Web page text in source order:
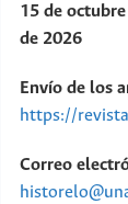
15 de
de 2026
Envío de los
https://
Correo